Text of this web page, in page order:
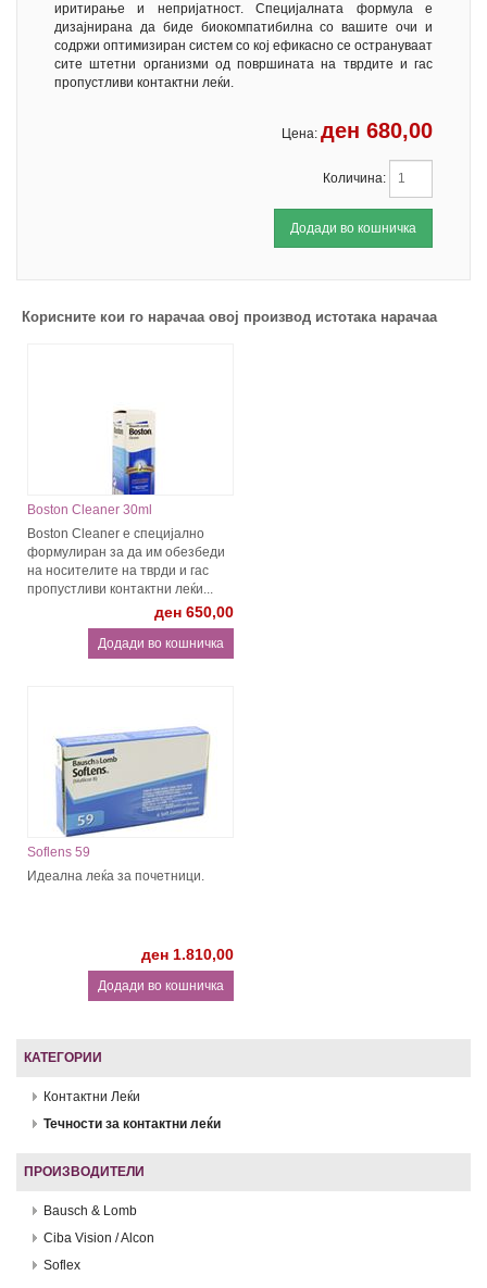
иритирање и непријатност. Специјалната формула е
дизајнирана да биде биокомпатибилна со вашите очи и
содржи оптимизиран систем со кој ефикасно се острануваат
сите штетни организми од површината на тврдите и гас
пропустливи контактни леќи.
Цена: ден 680,00
Количина:
Корисните кои го нарачаа овој производ истотака нарачаа
Boston Cleaner 30ml
Boston Cleaner е специјално
формулиран за да им обезбеди
на носителите на тврди и гас
пропустливи контактни леќи...
ден 650,00
Soflens 59
Идеална леќа за почетници.
ден 1.810,00
КАТЕГОРИИ
Контактни Леќи
Течности за контактни леќи
ПРОИЗВОДИТЕЛИ
Bausch & Lomb
Ciba Vision / Alcon
Soflex